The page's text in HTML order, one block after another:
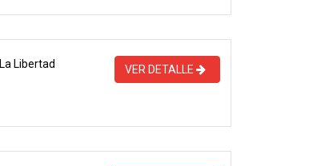
La Libertad VER DETALLE